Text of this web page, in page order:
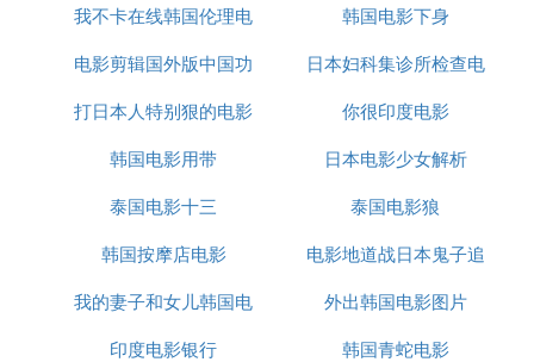
下载地址liar即可。
介、下亚友美担任编剧，佐藤大树、见上爱共同主
演，于2022年2月16日在MBS、TBS播出。
D. 松村北斗个人资料简介
松村北斗的个人资料简介如下
基本信息：松村北斗，1995年6月18日出生于日
本静冈县岛田市，是日本男演员及歌手，隶属于
杰尼斯事务所，为旗下男子组合SixTONES的成
我不卡在线韩国伦理电
影
韩国电影下身
电影剪辑国外版中国功
夫
日本妇科集诊所检查电
影
打日本人特别狠的电影
你很印度电影
韩国电影用带
日本电影少女解析
泰国电影十三
泰国电影狼
韩国按摩店电影
电影地道战日本鬼子追
老钟的伴奏
我的妻子和女儿韩国电
影
外出韩国电影图片
印度电影银行
韩国青蛇电影